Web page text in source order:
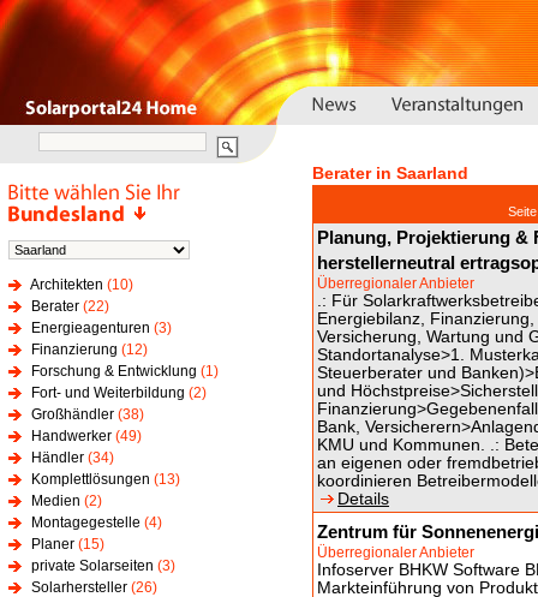
Architekten (10)
Berater (22)
Energieagenturen (3)
Finanzierung (12)
Forschung & Entwicklung (1)
Fort- und Weiterbildung (2)
Großhändler (38)
Handwerker (49)
Händler (34)
Komplettlösungen (13)
Medien (2)
Montagegestelle (4)
Planer (15)
private Solarseiten (3)
Solarhersteller (26)
Berater in Saarland
Planung, Projektierung &
herstellerneutral
Überregionaler Anbieter
.: Für
Energiebilanz,
Versicherung, Wartung und
Standortanalyse>1.
Steuerberater und
und
Bank,
KMU und Kommunen. .:
an eigenen oder
koordinieren
Details
Zentrum für
Überregionaler Anbieter
Infoserver BHKW Software
Markteinführung von